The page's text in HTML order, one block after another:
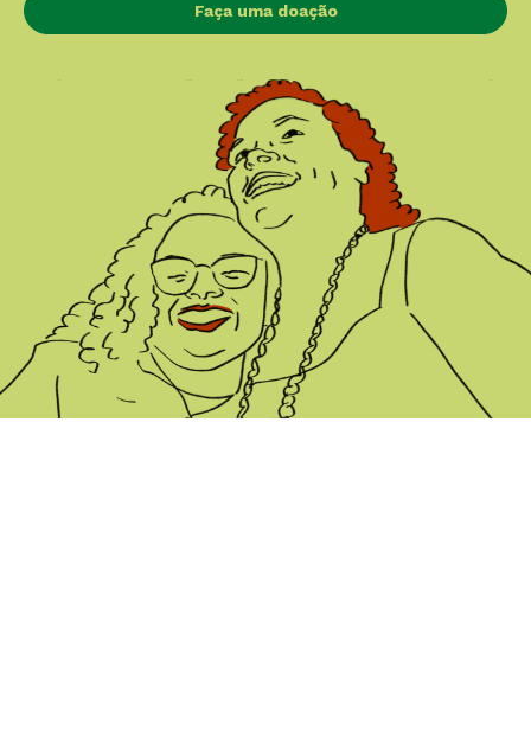
Faça uma doação